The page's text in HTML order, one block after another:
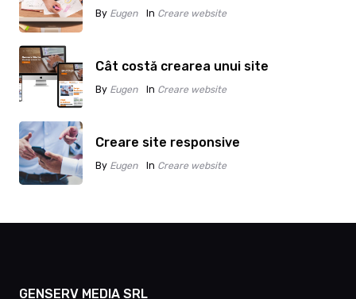
By Eugen In Creare website
Cât costă crearea unui site
By Eugen In Creare website
Creare site responsive
By Eugen In Creare website
GENSERV MEDIA SRL